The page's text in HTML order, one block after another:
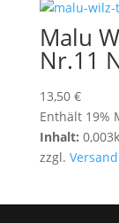
Malu
Nr.11
13,50 €
Enthält 19%
Inhalt:
zzgl. Versand